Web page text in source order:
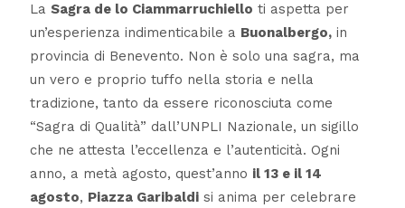
La Sagra de lo Ciammarruchiello ti aspetta per
un’esperienza indimenticabile a Buonalbergo,in
provincia di Benevento. Non è solo una sagra, ma
un vero e proprio tuffo nella storia e nella
tradizione, tanto da essere riconosciuta come
“Sagra di Qualità” dall’UNPLI Nazionale, un sigillo
che ne attesta l’eccellenza e l’autenticità. Ogni
anno, a metà agosto, quest’anno il 13 e il 14
agosto, Piazza Garibaldisi anima per celebrare